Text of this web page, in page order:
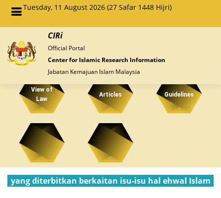
Tuesday, 11 August 2026 (27 Safar 1448 Hijri)
CIRi
Official Portal
Center for Islamic Research Information
Jabatan Kemajuan Islam Malaysia
View of
Law
Articles Guidelines
yang diterbitkan berkaitan isu-isu hal ehwal Islam